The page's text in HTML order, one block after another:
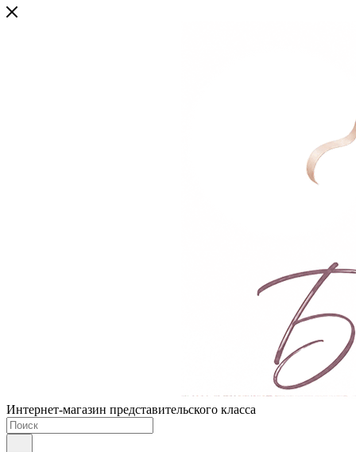
Интернет-магазин представительского класса